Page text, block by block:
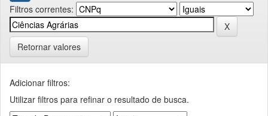
Filtros correntes:
Retornar valores
Adicionar filtros:
Utilizar filtros para refinar o resultado de busca.